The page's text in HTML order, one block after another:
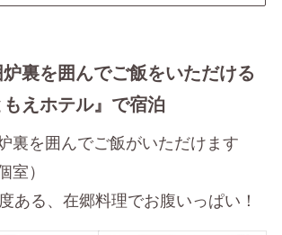
裏を囲んでご飯をいただける
もえホテル』で宿泊
裏を囲んでご飯がいただけます
室）
ある、在郷料理でお腹いっぱい！